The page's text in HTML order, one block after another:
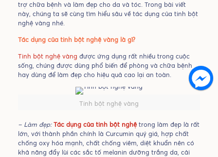
trợ chữa bệnh và làm đẹp cho da và tóc. Trong bài viết
này, chúng ta sẽ cùng tìm hiểu sâu về tác dụng của tinh bột
nghệ vàng nhé.
Tác dụng của tinh bột nghệ vàng là gì?
Tinh bột nghệ vàng được ứng dụng rất nhiều trong cuộc
sống, chúng được dùng phổ biến để phòng và chữa bệnh
hay dùng để làm đẹp cho hiệu quả cao lại an toàn.
Tinh bột nghệ vàng
– Làm đẹp: Tác dụng của tinh bột nghệtrong làm đẹp là rất
lớn, với thành phần chính là Curcumin quý giá, hợp chất
chống oxy hóa mạnh, chất chống viêm, diệt khuẩn nên có
khả năng đẩy lùi các sắc tố melanin dưỡng trắng da, cải